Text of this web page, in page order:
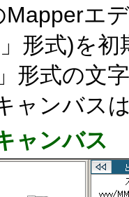
Mapperエ
形式)を
形式の文
ャンバス
ャンバス